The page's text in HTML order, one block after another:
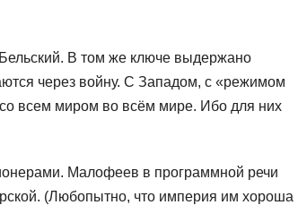
В том же ключе выдержано
через войну. С Западом, с «режимом
всем миром во всём мире. Ибо для них
Малофеев в программной речи
(Любопытно, что империя им хороша